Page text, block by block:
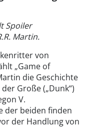
Spoiler
Martin.
von
„Game of
die Geschichte
Große („Dunk“)
V.
der beiden finden
der Handlung von